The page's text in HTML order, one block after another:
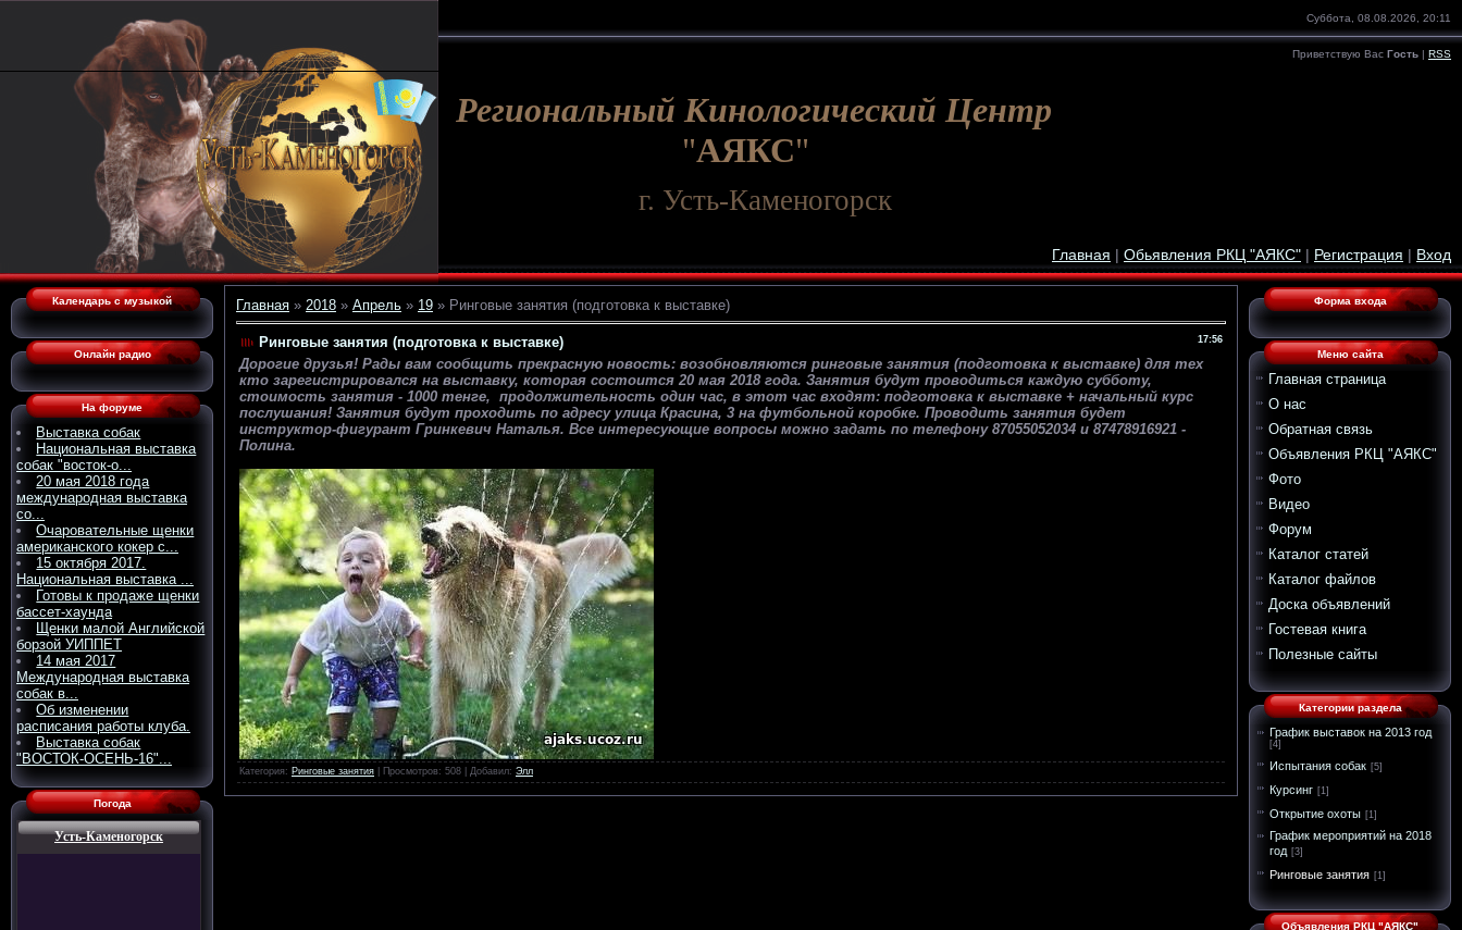
Суббота, 08.08.2026, 20:11
Приветствую Вас Гость | RSS
Региональный Кинологический Центр
"АЯКС"
г. Усть-Каменогорск
Главная | Обьявления РКЦ "АЯКС" | Регистрация | Вход
Календарь с музыкой
Онлайн радио
На форуме
Выставка собак
Национальная выставка
собак "восток-о...
20 мая 2018 года
международная выставка
со...
Очаровательные щенки
американского кокер с...
15 октября 2017.
Национальная выставка ...
Готовы к продаже щенки
бассет-хаунда
Щенки малой Английской
борзой УИППЕТ
14 мая 2017
Международная выставка
собак в...
Об изменении
расписания работы клуба.
Выставка собак
"ВОСТОК-ОСЕНЬ-16"...
Погода
Усть-Каменогорск
Главная » 2018 » Апрель » 19 » Ринговые занятия (подготовка к выставке)
17:56
Ринговые занятия (подготовка к выставке)
Дорогие друзья! Рады вам сообщить прекрасную новость: возобновляются ринговые занятия (подготовка к выставке) для тех
кто зарегистрировался на выставку, которая состоится 20 мая 2018 года. Занятия будут проводиться каждую субботу,
стоимость занятия - 1000 тенге, продолжительность один час, в этот час входят: подготовка к выставке + начальный курс
послушания! Занятия будут проходить по адресу улица Красина, 3 на футбольной коробке. Проводить занятия будет
инструктор-фигурант Гринкевич Наталья. Все интересующие вопросы можно задать по телефону 87055052034 и 87478916921 -
Полина.
Категория: Ринговые занятия Просмотров: 508 | Добавил: Элл
Форма входа
Меню сайта
Главная страница
О нас
Обратная связь
Объявления РКЦ "АЯКС"
Фото
Видео
Форум
Каталог статей
Каталог файлов
Доска объявлений
Гостевая книга
Полезные сайты
Категории раздела
График выставок на 2013 год
[4]
Испытания собак [5]
Курсинг [1]
Открытие охоты [1]
График мероприятий на 2018
год [3]
Ринговые занятия [1]
Объявления РКЦ "АЯКС"